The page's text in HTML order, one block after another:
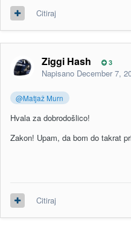
Citiraj
Ziggi Hash 3
Napisano December 7,
@Matjaž Murn
Hvala za dobrodošlico!
Zakon! Upam, da bom do takrat
Citiraj